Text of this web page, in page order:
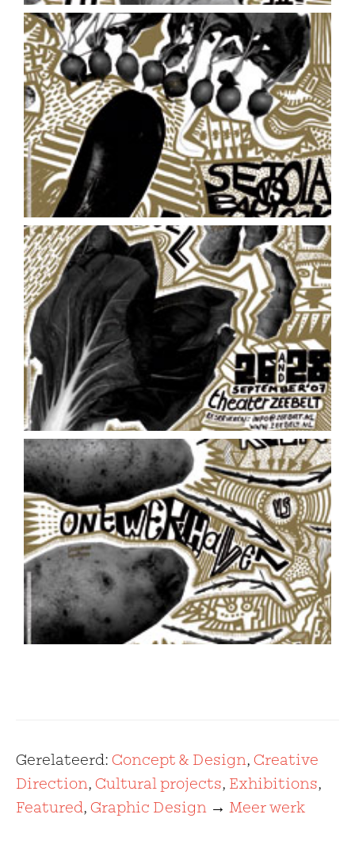
Gerelateerd: Concept & Design, Creative
Direction, Cultural projects, Exhibitions,
Featured, Graphic Design → Meer werk